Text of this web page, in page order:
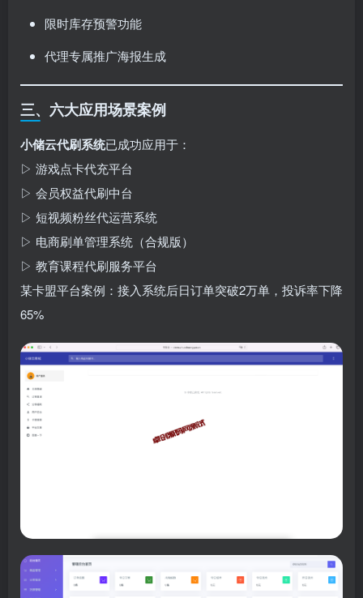
限时库存预警功能
代理专属推广海报生成
三、六大应用场景案例
小储云代刷系统已成功应用于：
▷ 游戏点卡代充平台
▷ 会员权益代刷中台
▷ 短视频粉丝代运营系统
▷ 电商刷单管理系统（合规版）
▷ 教育课程代刷服务平台
某卡盟平台案例：接入系统后日订单突破2万单，投诉率下降
65%